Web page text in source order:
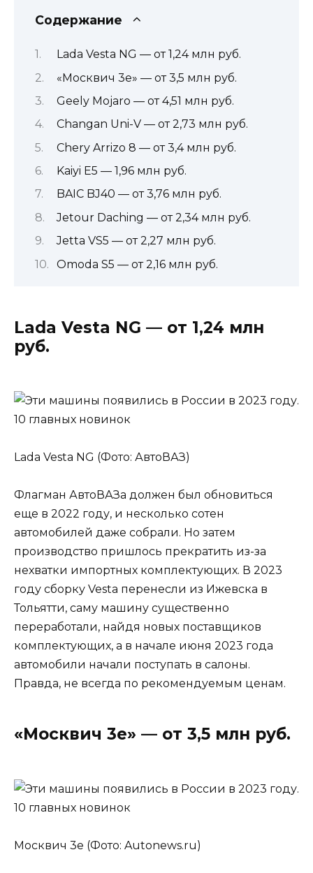
Содержание
Lada Vesta NG — от 1,24 млн руб.
«Москвич 3е» — от 3,5 млн руб.
Geely Mojaro — от 4,51 млн руб.
Changan Uni-V — от 2,73 млн руб.
Chery Arrizo 8 — от 3,4 млн руб.
Kaiyi E5 — 1,96 млн руб.
BAIC BJ40 — от 3,76 млн руб.
Jetour Daching — от 2,34 млн руб.
Jetta VS5 — от 2,27 млн руб.
Omoda S5 — от 2,16 млн руб.
Lada Vesta NG — от 1,24 млн
руб.
Lada Vesta NG (Фото: АвтоВАЗ)
Флагман АвтоВАЗа должен был обновиться
еще в 2022 году, и несколько сотен
автомобилей даже собрали. Но затем
производство пришлось прекратить из-за
нехватки импортных комплектующих. В 2023
году сборку Vesta перенесли из Ижевска в
Тольятти, саму машину существенно
переработали, найдя новых поставщиков
комплектующих, а в начале июня 2023 года
автомобили начали поступать в салоны.
Правда, не всегда по рекомендуемым ценам.
«Москвич 3е» — от 3,5 млн руб.
Москвич 3е (Фото: Autonews.ru)